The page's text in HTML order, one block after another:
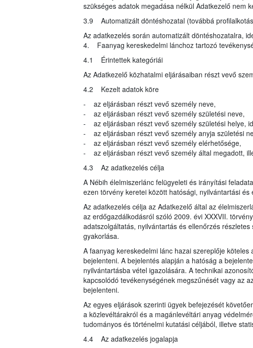
szükséges adatok megadása nélkül Adatkezelő nem
3.9 Automatizált döntéshozatal (továbbá
Az adatkezelés során automatizált döntéshozatalra,
4. Faanyag kereskedelmi lánchoz tartozó
4.1 Érintettek kategóriái
Az Adatkezelő közhatalmi eljárásaiban részt vevő
4.2 Kezelt adatok köre
- az eljárásban részt vevő személy neve,
- az eljárásban részt vevő személy születési neve,
- az eljárásban részt vevő személy születési helye,
- az eljárásban részt vevő személy anyja születési
- az eljárásban részt vevő személy elérhetősége,
- az eljárásban részt vevő személy által megadott,
4.3 Az adatkezelés célja
A Nébih élelmiszerlánc felügyeleti és irányítási
ezen törvény keretei között hatósági, nyilvántartási
Az adatkezelés célja az Adatkezelő által az
az erdőgazdálkodásról szóló 2009. évi XXXVII.
adatszolgáltatás, nyilvántartás és ellenőrzés
gyakorlása.
A faanyag kereskedelmi lánc hazai szereplője
bejelenteni. A bejelentés alapján a hatóság a
nyilvántartásba vétel igazolására. A technikai
kapcsolódó tevékenységének megszűnését vagy az
bejelenteni.
Az egyes eljárások szerinti ügyek befejezését
a közlevéltárakról és a magánlevéltári anyag
tudományos és történelmi kutatási céljából, illetve
4.4 Az adatkezelés jogalapja